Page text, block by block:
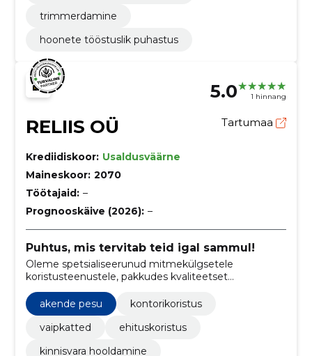
trimmerdamine
hoonete tööstuslik puhastus
5.0 1 hinnang
RELIIS OÜ Tartumaa
Krediidiskoor: Usaldusväärne
Maineskoor: 2070
Töötajaid: –
Prognooskäive (2026): –
Puhtus, mis tervitab teid igal sammul!
Oleme spetsialiseerunud mitmekülgsetele
koristusteenustele, pakkudes kvaliteetset
ehitusjärgset koristust, äripindade hooldust,
kodukoristust ning kolimisjärgset puhastust.
akende pesu
kontorikoristus
vaipkatted
ehituskoristus
kinnisvara hooldamine